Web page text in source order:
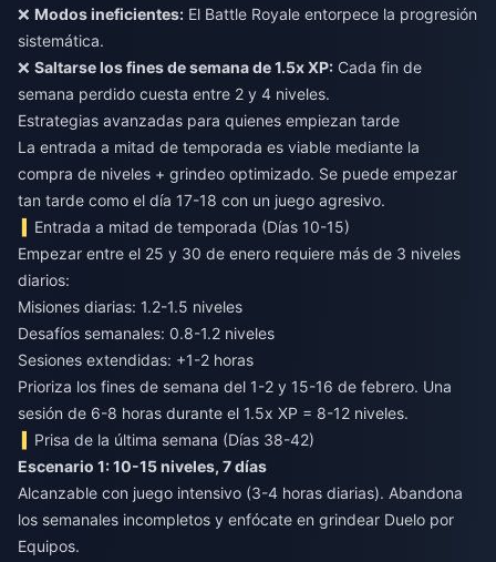
❌ Modos ineficientes: El Battle Royale entorpece la progresión
sistemática.
❌ Saltarse los fines de semana de 1.5x XP: Cada fin de
semana perdido cuesta entre 2 y 4 niveles.
Estrategias avanzadas para quienes empiezan tarde
La entrada a mitad de temporada es viable mediante la
compra de niveles + grindeo optimizado. Se puede empezar
tan tarde como el día 17-18 con un juego agresivo.
Entrada a mitad de temporada (Días 10-15)
Empezar entre el 25 y 30 de enero requiere más de 3 niveles
diarios:
Misiones diarias: 1.2-1.5 niveles
Desafíos semanales: 0.8-1.2 niveles
Sesiones extendidas: +1-2 horas
Prioriza los fines de semana del 1-2 y 15-16 de febrero. Una
sesión de 6-8 horas durante el 1.5x XP = 8-12 niveles.
Prisa de la última semana (Días 38-42)
Escenario 1: 10-15 niveles, 7 días
Alcanzable con juego intensivo (3-4 horas diarias). Abandona
los semanales incompletos y enfócate en grindear Duelo por
Equipos.